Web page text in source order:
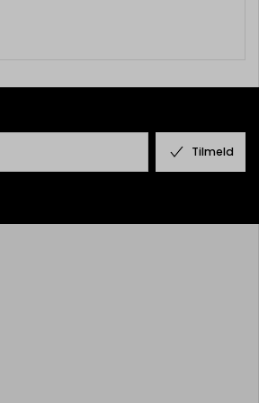
Tilmeld